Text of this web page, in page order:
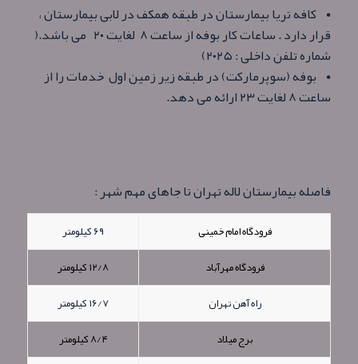
• كافه تريا بیمارستان در طبقه همکف در لابی بيمارستان ،
قرار دارد . ساعات کار بوفه از ساعت ۸ لغايت ۲۰ می باشد.(
شماره تلفن داخلی : ۲۰۲۵)
• بوفه (سوپرماركت) در طبقه زير زمين اول خدمات را از
ساعت ۸ لغايت ۲۳ ارائه می دهد.
فاصله بیمارستان لاله تهران تا جاهای مهم شهر :
فرودگاه امام خمینی
۶۹ کیلومتر
فرودگاه مهرآباد
۱۲/۸ کیلومتر
راه آهن تهران
۱۶/۷ کیلومتر
برج میلاد
۸/۴ کیلومتر